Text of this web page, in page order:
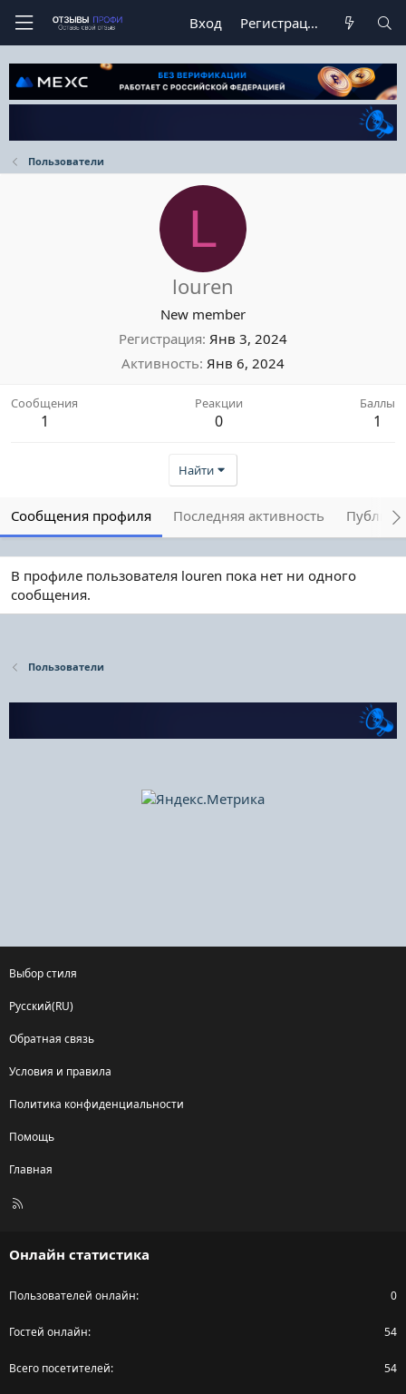
Вход Регистрация
Пользователи
L
louren
New member
Регистрация Янв 3, 2024
Активность Янв 6, 2024
Сообщения
1
Реакции
0
Баллы
1
Найти
Сообщения профиля Последняя активность
В профиле пользователя louren пока нет ни одного
сообщения.
Пользователи
Выбор стиля
Русский(RU)
Обратная связь
Условия и правила
Политика конфиденциальности
Помощь
Главная
R
Онлайн статистика
Пользователей онлайн 0
Гостей онлайн 54
Всего посетителей 54